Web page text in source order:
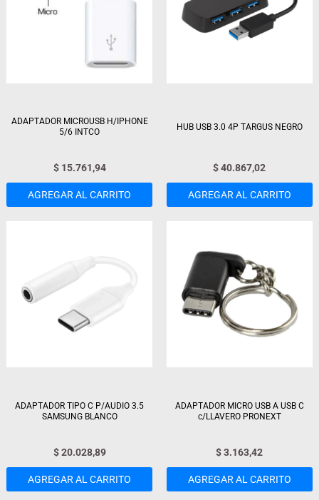
ADAPTADOR MICROUSB H/IPHONE
5/6 INTCO
$15.761,94
AGREGAR AL CARRITO
HUB USB 3.0 4P TARGUS NEGRO
$40.867,02
AGREGAR AL CARRITO
ADAPTADOR TIPO C P/AUDIO 3.5
SAMSUNG BLANCO
$20.028,89
AGREGAR AL CARRITO
ADAPTADOR MICRO USB A USB C
c/LLAVERO PRONEXT
$3.163,42
AGREGAR AL CARRITO